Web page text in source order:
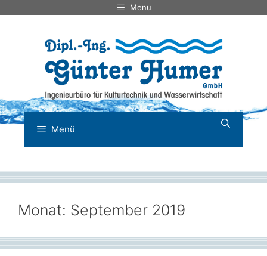
Menu
Menü
Monat: September 2019